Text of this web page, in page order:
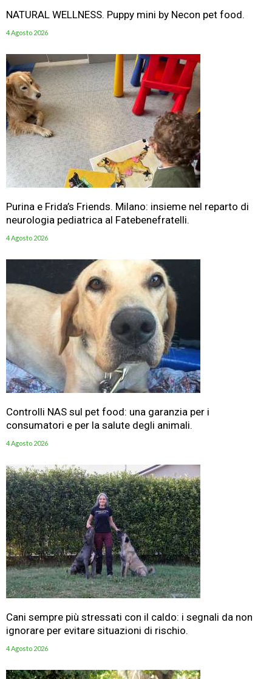
NATURAL WELLNESS. Puppy mini by Necon pet food.
4 Agosto 2026
Purina e Frida’s Friends. Milano: insieme nel reparto di
neurologia pediatrica al Fatebenefratelli.
4 Agosto 2026
Controlli NAS sul pet food: una garanzia per i
consumatori e per la salute degli animali.
4 Agosto 2026
Cani sempre più stressati con il caldo: i segnali da non
ignorare per evitare situazioni di rischio.
4 Agosto 2026